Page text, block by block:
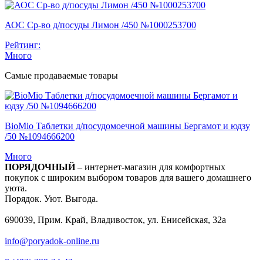
АОС Ср-во д/посуды Лимон /450 №1000253700
Рейтинг:
Много
Самые продаваемые товары
BioMio Таблетки д/посудомоечной машины Бергамот и юдзу
/50 №1094666200
Много
ПОРЯДОЧНЫЙ– интернет-магазин для комфортных
покупок с широким выбором товаров для вашего домашнего
уюта.
Порядок. Уют. Выгода.
690039, Прим. Край, Владивосток, ул. Енисейская, 32а
info@poryadok-online.ru